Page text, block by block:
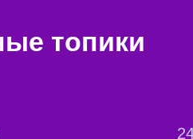
топики